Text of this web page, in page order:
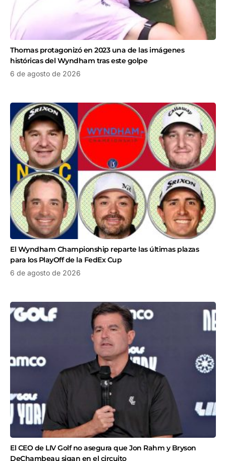
Thomas protagonizó en 2023 una de las imágenes
históricas del Wyndham tras este golpe
6 de agosto de 2026
El Wyndham Championship reparte las últimas plazas
para los PlayOff de la FedEx Cup
6 de agosto de 2026
El CEO de LIV Golf no asegura que Jon Rahm y Bryson
DeChambeau sigan en el circuito